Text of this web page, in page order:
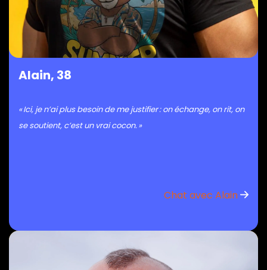
Alain, 38
« Ici, je n’ai plus besoin de me justifier : on échange, on rit, on
se soutient, c’est un vrai cocon. »
Chat avec Alain